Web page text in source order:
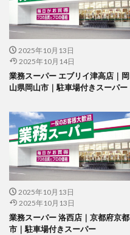
2025年10月13日
2025年10月14日
業務スーパー エブリイ津高店｜岡
山県岡山市｜駐車場付きスーパー
2025年10月13日
2025年10月13日
業務スーパー 洛西店｜京都府京都
市｜駐車場付きスーパー